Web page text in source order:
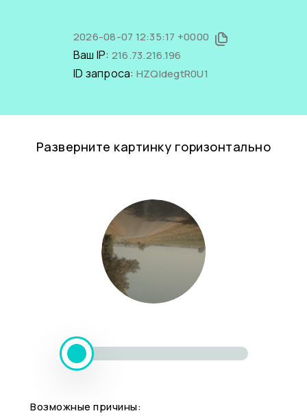
2026-08-07 12:35:17 +0000
Ваш IP: 216.73.216.196
ID запроса: HZQldegtR0U1
Разверните картинку горизонтально
Возможные причины: